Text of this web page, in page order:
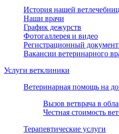
История нашей
Наши врачи
График дежурств
Фотогаллерея и видео
Регистрационный
Вакансии ветеринарного
Услуги ветклиники
Ветеринарная помощь на
Вызов ветврача в
Честная стоимость
Терапевтические услуги